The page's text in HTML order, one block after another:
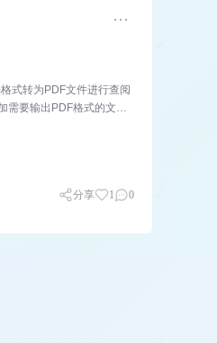
式转为PDF文件进行查阅
需要输出PDF格式的文
分享 1 0